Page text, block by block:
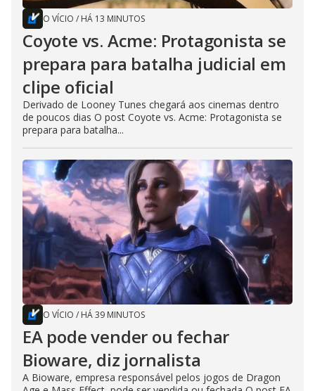
O VÍCIO / HÁ 13 MINUTOS
Coyote vs. Acme: Protagonista se
prepara para batalha judicial em
clipe oficial
Derivado de Looney Tunes chegará aos cinemas dentro
de poucos dias O post Coyote vs. Acme: Protagonista se
prepara para batalha...
O VÍCIO / HÁ 39 MINUTOS
EA pode vender ou fechar
Bioware, diz jornalista
A Bioware, empresa responsável pelos jogos de Dragon